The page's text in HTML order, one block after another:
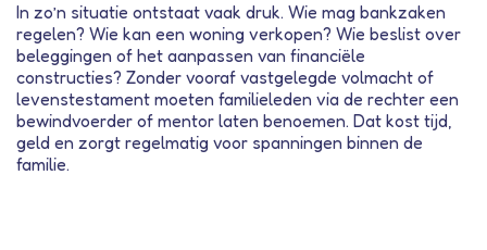
In zo’n situatie ontstaat vaak druk. Wie mag bankzaken
regelen? Wie kan een woning verkopen? Wie beslist over
beleggingen of het aanpassen van financiële
constructies? Zonder vooraf vastgelegde volmacht of
levenstestament moeten familieleden via de rechter een
bewindvoerder of mentor laten benoemen. Dat kost tijd,
geld en zorgt regelmatig voor spanningen binnen de
familie.